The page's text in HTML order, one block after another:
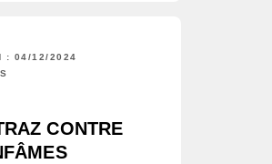
: 04/12/2024
CONTRE